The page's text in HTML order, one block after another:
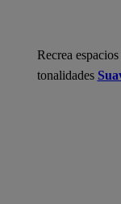
Recrea
tonalidades